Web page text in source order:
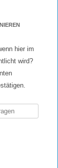
hier im
wird?